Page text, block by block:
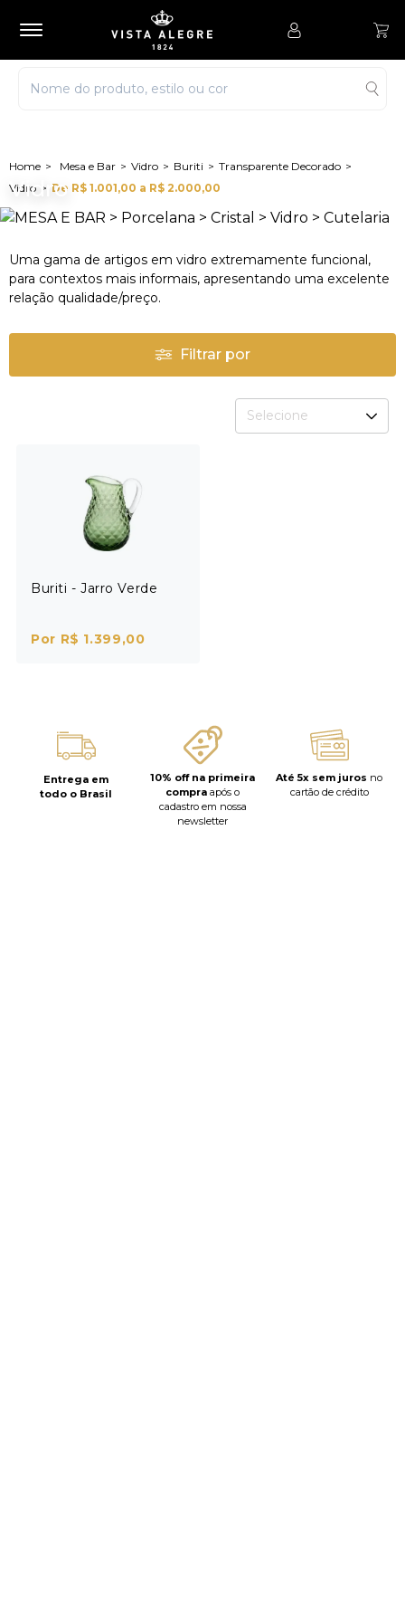
Mesa e Bar Vidro Buriti
Transparente Decorado
Vidro
De R$ 1.001,00 a R$ 2.000,00
Vidro
Uma gama de artigos em vidro extremamente funcional,
para contextos mais informais, apresentando uma excelente
relação qualidade/preço.
Filtrar por
Selecione
Buriti - Jarro Verde
Por R$ 1.399,00
Entrega em
todo o Brasil
10% off na primeira
compra após o
cadastro em nossa
newsletter
Até 5x sem juros no
cartão de crédito